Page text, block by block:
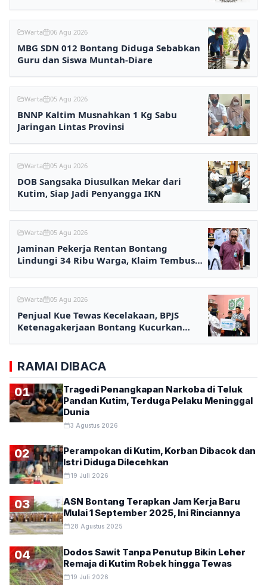
Warta 06 Agu 2026
MBG SDN 012 Bontang Diduga Sebabkan
Guru dan Siswa Muntah-Diare
Warta 05 Agu 2026
BNNP Kaltim Musnahkan 1 Kg Sabu
Jaringan Lintas Provinsi
Warta 05 Agu 2026
DOB Sangsaka Diusulkan Mekar dari
Kutim, Siap Jadi Penyangga IKN
Warta 05 Agu 2026
Jaminan Pekerja Rentan Bontang
Lindungi 34 Ribu Warga, Klaim Tembus
Warta 05 Agu 2026
Penjual Kue Tewas Kecelakaan, BPJS
Ketenagakerjaan Bontang Kucurkan
RAMAI DIBACA
01
Tragedi Penangkapan Narkoba di Teluk
Pandan Kutim, Terduga Pelaku Meninggal
Dunia
3 Agustus 2026
02
Perampokan di Kutim, Korban Dibacok dan
Istri Diduga Dilecehkan
19 Juli 2026
03
ASN Bontang Terapkan Jam Kerja Baru
Mulai 1 September 2025, Ini Rinciannya
28 Agustus 2025
04
Dodos Sawit Tanpa Penutup Bikin Leher
Remaja di Kutim Robek hingga Tewas
19 Juli 2026